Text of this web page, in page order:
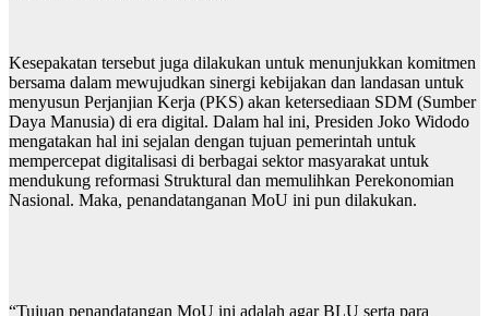
Kesepakatan tersebut juga dilakukan untuk menunjukkan komitmen
bersama dalam mewujudkan sinergi kebijakan dan landasan untuk
menyusun Perjanjian Kerja (PKS) akan ketersediaan SDM (Sumber
Daya Manusia) di era digital. Dalam hal ini, Presiden Joko Widodo
mengatakan hal ini sejalan dengan tujuan pemerintah untuk
mempercepat digitalisasi di berbagai sektor masyarakat untuk
mendukung reformasi Struktural dan memulihkan Perekonomian
Nasional. Maka, penandatanganan MoU ini pun dilakukan.
“Tujuan penandatangan MoU ini adalah agar BLU serta para